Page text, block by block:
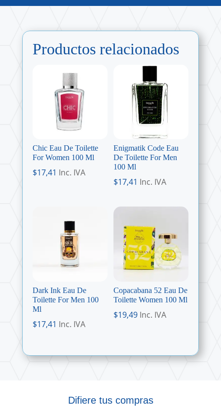
Productos relacionados
Chic Eau De Toilette
For Women 100 Ml
$17,41 Inc. IVA
Enigmatik Code Eau
De Toilette For Men
100 Ml
$17,41 Inc. IVA
Dark Ink Eau De
Toilette For Men 100
Ml
$17,41 Inc. IVA
Copacabana 52 Eau De
Toilette Women 100 Ml
$19,49 Inc. IVA
Difiere tus compras